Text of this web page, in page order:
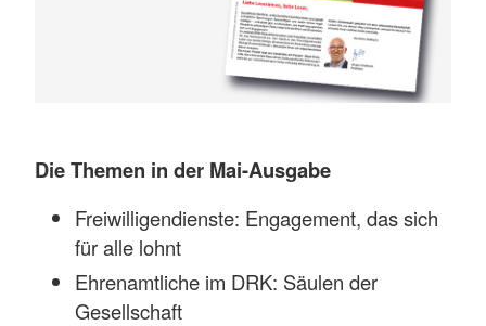
Die Themen in der Mai-Ausgabe
Freiwilligendienste: Engagement, das sich
für alle lohnt
Ehrenamtliche im DRK: Säulen der
Gesellschaft